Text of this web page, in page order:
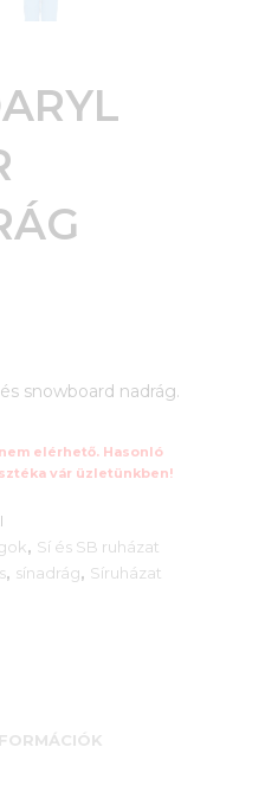
snowboard nadrág.
elérhető. Hasonló
vár üzletünkben!
, Sí és SB ruházat
, sínadrág, Síruházat